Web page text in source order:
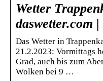
Wetter
daswetter.com
Das Wetter in
21.2.2023: Vormittags
Grad, auch bis zum
Wolken bei 9 …